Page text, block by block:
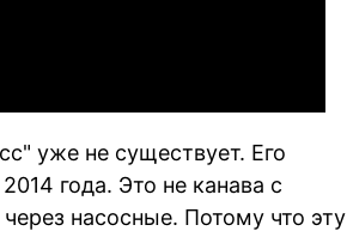
уже не существует. Его
года. Это не канава с
насосные. Потому что эту